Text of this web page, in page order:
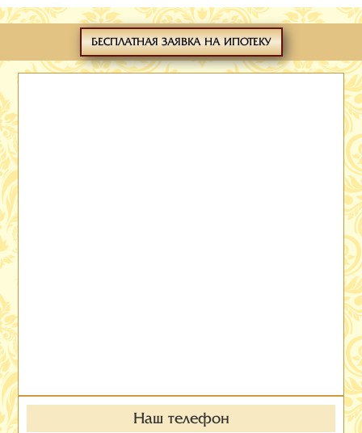
БЕСПЛАТНАЯ ЗАЯВКА НА ИПОТЕКУ
Наш телефон